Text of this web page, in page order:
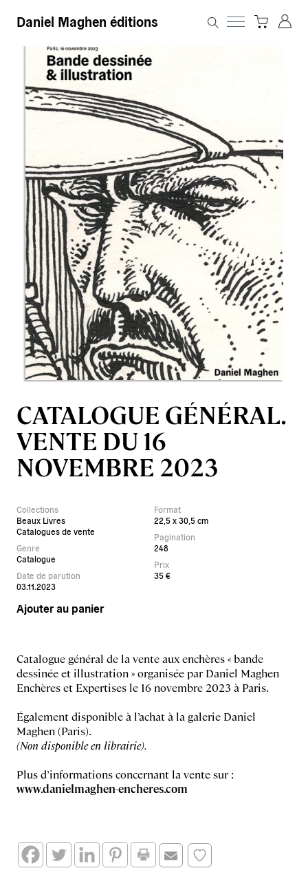
Daniel Maghen éditions
CATALOGUE GÉNÉRAL.
VENTE DU 16
NOVEMBRE 2023
Collections
Beaux Livres
Catalogues de vente
Genre
Catalogue
Date de parution
03.11.2023
Ajouter au panier
Format
22,5 x 30,5 cm
Pagination
248
Prix
35 €
Catalogue général de la vente aux enchères « bande
dessinée et illustration » organisée par Daniel Maghen
Enchères et Expertises le 16 novembre 2023 à Paris.
Également disponible à l’achat à la galerie Daniel
Maghen (Paris).
(Non disponible en librairie).
Plus d’informations concernant la vente sur :
www.danielmaghen-encheres.com